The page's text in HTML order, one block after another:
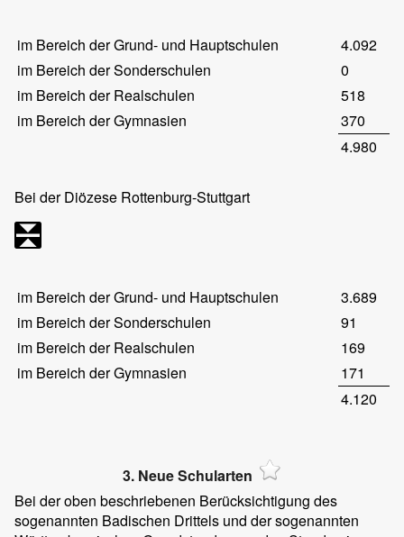
im Bereich der Grund- und Hauptschulen
4.092
im Bereich der Sonderschulen
0
im Bereich der Realschulen
518
im Bereich der Gymnasien
370
4.980
Bei der Diözese Rottenburg-Stuttgart
im Bereich der Grund- und Hauptschulen
3.689
im Bereich der Sonderschulen
91
im Bereich der Realschulen
169
im Bereich der Gymnasien
171
4.120
3. Neue Schularten
Bei der oben beschriebenen Berücksichtigung des
sogenannten Badischen Drittels und der sogenannten